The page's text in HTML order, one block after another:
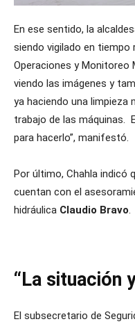
En ese sentido, la
siendo vigilado en tiempo
Operaciones y Monitoreo
viendo las imágenes y
ya haciendo una limpieza
trabajo de las máquinas.
para hacerlo”, manifestó.
Por último, Chahla indicó
cuentan con el
hidráulica Claudio Bravo.
“La situación
El subsecretario de